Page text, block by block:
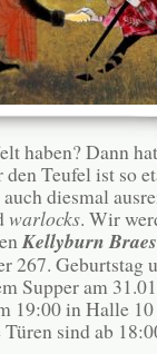
haben? Dann
Teufel ist so
diesmal
warlocks. Wir
Kellyburn Braes
267. Geburtstag
Supper am
19:00 in Halle
sind ab